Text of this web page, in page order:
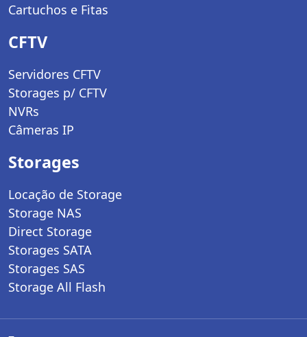
Cartuchos e Fitas
CFTV
Servidores CFTV
Storages p/ CFTV
NVRs
Câmeras IP
Storages
Locação de Storage
Storage NAS
Direct Storage
Storages SATA
Storages SAS
Storage All Flash